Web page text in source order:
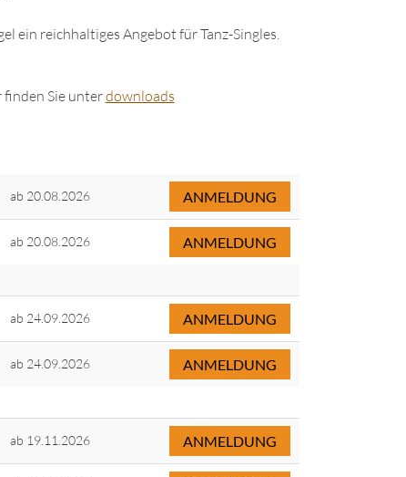
ein reichhaltiges Angebot für Tanz-Singles.
finden Sie unterdownloads
ab 20.08.2026 ANMELDUNG
ab 20.08.2026 ANMELDUNG
ab 24.09.2026 ANMELDUNG
ab 24.09.2026 ANMELDUNG
ab 19.11.2026 ANMELDUNG